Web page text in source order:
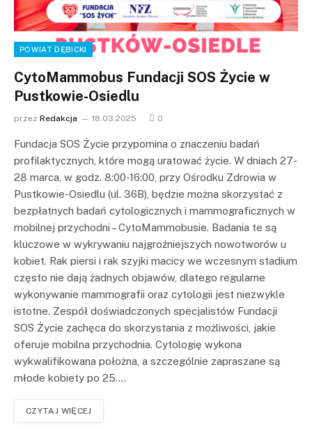
POWIAT DĘBICKI
CytoMammobus Fundacji SOS Życie w
Pustkowie-Osiedlu
przez Redakcja 18.03.2025 0
Fundacja SOS Życie przypomina o znaczeniu badań
profilaktycznych, które mogą uratować życie. W dniach 27-
28 marca, w godz. 8:00-16:00, przy Ośrodku Zdrowia w
Pustkowie-Osiedlu (ul. 36B), będzie można skorzystać z
bezpłatnych badań cytologicznych i mammograficznych w
mobilnej przychodni – CytoMammobusie. Badania te są
kluczowe w wykrywaniu najgroźniejszych nowotworów u
kobiet. Rak piersi i rak szyjki macicy we wczesnym stadium
często nie dają żadnych objawów, dlatego regularne
wykonywanie mammografii oraz cytologii jest niezwykle
istotne. Zespół doświadczonych specjalistów Fundacji
SOS Życie zachęca do skorzystania z możliwości, jakie
oferuje mobilna przychodnia. Cytologię wykona
wykwalifikowana położna, a szczególnie zapraszane są
młode kobiety po 25.…
CZYTAJ WIĘCEJ